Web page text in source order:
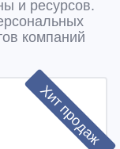
и ресурсов.
компаний
Хит продаж